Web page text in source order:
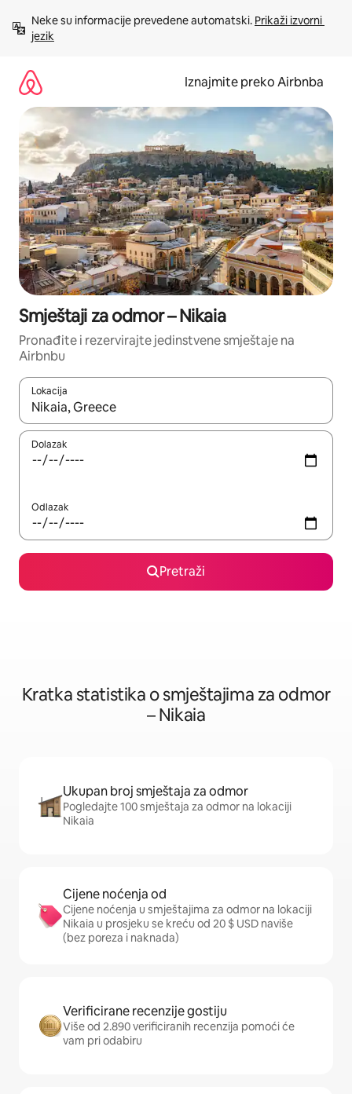
sadržaj
Neke su informacije prevedene automatski. Prikaži izvorni
jezik
Iznajmite preko Airbnba
Smještaji za odmor – Nikaia
Pronađite i rezervirajte jedinstvene smještaje na
Airbnbu
Lokacija
Kada budu dostupni rezultati, moći ćete ih pregledati
Dolazak
Odlazak
Pretraži
Kratka statistika o smještajima za odmor
– Nikaia
Ukupan broj smještaja za odmor
Pogledajte 100 smještaja za odmor na lokaciji
Nikaia
Cijene noćenja od
Cijene noćenja u smještajima za odmor na lokaciji
Nikaia u prosjeku se kreću od 20 $ USD naviše
(bez poreza i naknada)
Verificirane recenzije gostiju
Više od 2.890 verificiranih recenzija pomoći će
vam pri odabiru